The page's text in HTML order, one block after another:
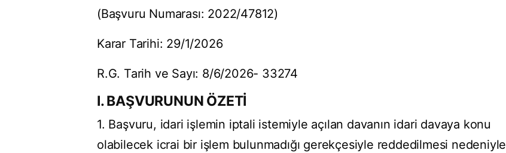
(Başvuru Numarası: 2022/47812)
Karar Tarihi: 29/1/2026
R.G. Tarih ve Sayı: 8/6/2026- 33274
I. BAŞVURUNUN ÖZETİ
1. Başvuru, idari işlemin iptali istemiyle açılan davanın idari davaya konu
olabilecek icrai bir işlem bulunmadığı gerekçesiyle reddedilmesi nedeniyle